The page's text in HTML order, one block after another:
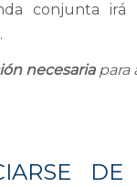
conjunta irá
necesariapara